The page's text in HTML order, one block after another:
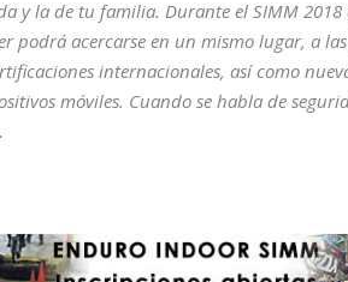
y la de tu familia. Durante el SIMM 2018
podrá acercarse en un mismo lugar, a
internacionales, así como
móviles. Cuando se habla de